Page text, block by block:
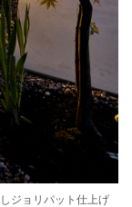
ジョリパット仕上げ